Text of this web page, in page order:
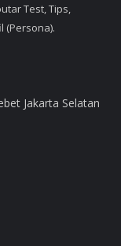
Test, Tips,
(Persona).
Jakarta Selatan